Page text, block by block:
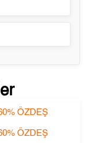
ÖZDEŞ
ÖZDEŞ